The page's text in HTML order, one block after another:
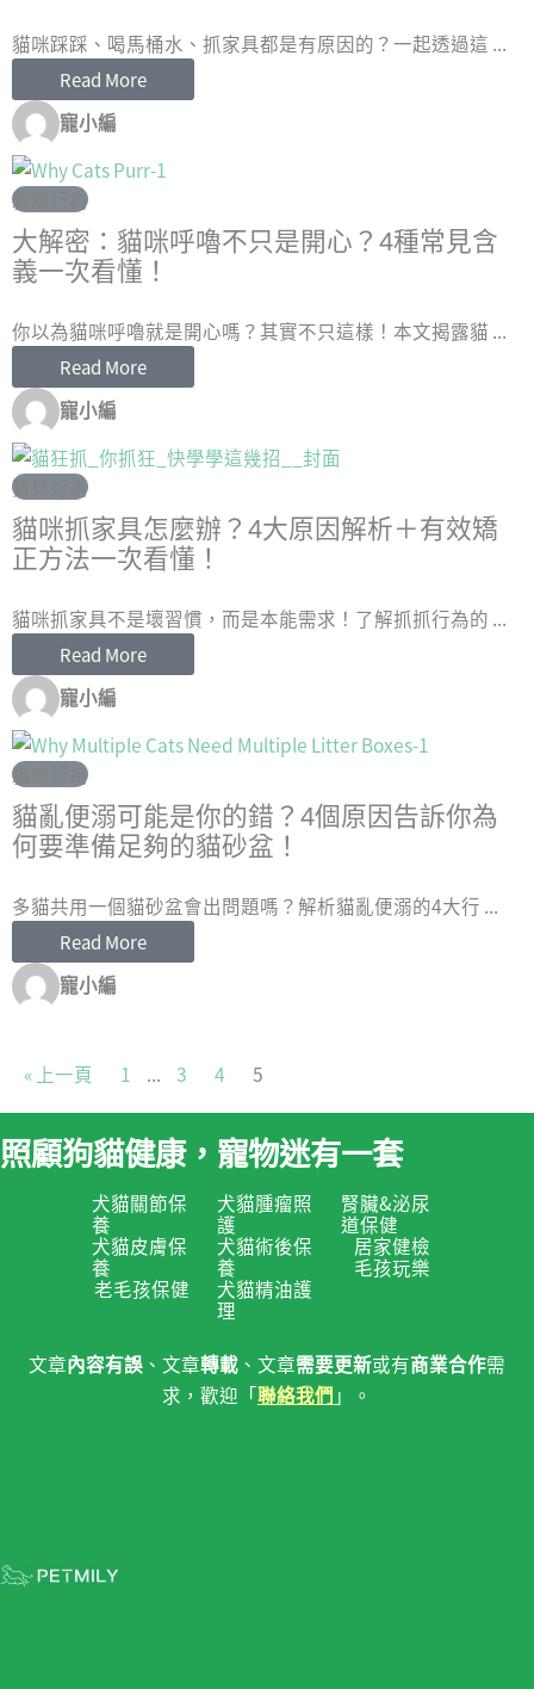
貓咪踩踩、喝馬桶水、抓家具都是有原因的？一起透過這 ...
Read More
寵小編
貓咪行為
大解密：貓咪呼嚕不只是開心？4種常見含
義一次看懂！
你以為貓咪呼嚕就是開心嗎？其實不只這樣！本文揭露貓 ...
Read More
寵小編
寶貝行為
貓咪抓家具怎麼辦？4大原因解析＋有效矯
正方法一次看懂！
貓咪抓家具不是壞習慣，而是本能需求！了解抓抓行為的 ...
Read More
寵小編
貓咪行為
貓亂便溺可能是你的錯？4個原因告訴你為
何要準備足夠的貓砂盆！
多貓共用一個貓砂盆會出問題嗎？解析貓亂便溺的4大行 ...
Read More
寵小編
« 上一頁 1 ... 3 4 5
照顧狗貓健康，寵物迷有一套
犬貓關節保
養
犬貓皮膚保
養
老毛孩保健
犬貓腫瘤照
護
犬貓術後保
養
犬貓精油護
理
腎臟&泌尿
道保健
居家健檢
毛孩玩樂
文章內容有誤 、文章轉載 、文章需要更新或有商業合作需
求，歡迎「聯絡我們 」。